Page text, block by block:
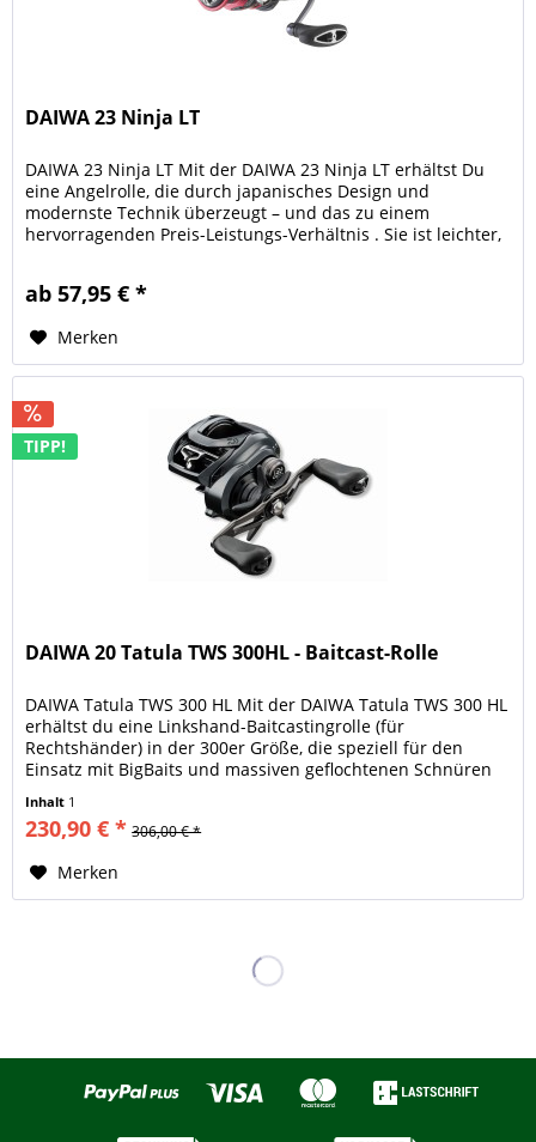
DAIWA 23 Ninja LT
DAIWA 23 Ninja LT Mit der DAIWA 23 Ninja LT erhältst Du
eine Angelrolle, die durch japanisches Design und
modernste Technik überzeugt – und das zu einem
hervorragenden Preis-Leistungs-Verhältnis . Sie ist leichter,
ab 57,95 € *
Merken
TIPP!
DAIWA 20 Tatula TWS 300HL - Baitcast-Rolle
DAIWA Tatula TWS 300 HL Mit der DAIWA Tatula TWS 300 HL
erhältst du eine Linkshand-Baitcastingrolle (für
Rechtshänder) in der 300er Größe, die speziell für den
Einsatz mit BigBaits und massiven geflochtenen Schnüren
Inhalt 1
230,90 € * 306,00 € *
Merken